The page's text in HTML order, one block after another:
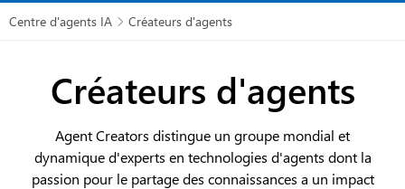
Centre d'agents IA  Créateurs d'agents
Créateurs d'agents
Agent Creators distingue un groupe mondial et
dynamique d'experts en technologies d'agents dont la
passion pour le partage des connaissances a un impact